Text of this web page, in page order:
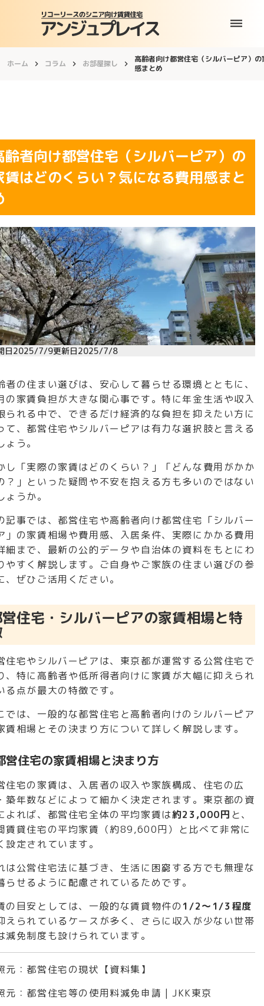
dehaze
ホーム keyboard_arrow_right コラム keyboard_arrow_right お部屋探し keyboard_arrow_right
高齢者向け都営住宅（シルバーピア）
感まとめ
齢者向け都営住宅（シルバーピア）の
賃はどのくらい？気になる費用感まと
日2025/7/9更新日2025/7/8
者の住まい選びは、安心して暮らせる環境とともに、
の家賃負担が大きな関心事です。特に年金生活や収入
られる中で、できるだけ経済的な負担を抑えたい方に
て、都営住宅やシルバーピアは有力な選択肢と言える
ょう。
し「実際の家賃はどのくらい？」「どんな費用がかか
？」といった疑問や不安を抱える方も多いのではない
ょうか。
記事では、都営住宅や高齢者向け都営住宅「シルバー
」の家賃相場や費用感、入居条件、実際にかかる費用
細まで、最新の公的データや自治体の資料をもとにわ
やすく解説します。ご自身やご家族の住まい選びの参
、ぜひご活用ください。
住宅・シルバーピアの家賃相場と特
住宅やシルバーピアは、東京都が運営する公営住宅で
、特に高齢者や低所得者向けに家賃が大幅に抑えられ
る点が最大の特徴です。
では、一般的な都営住宅と高齢者向けのシルバーピア
賃相場とその決まり方について詳しく解説します。
営住宅の家賃相場と決まり方
住宅の家賃は、入居者の収入や家族構成、住宅の広
築年数などによって細かく決定されます。東京都の資
よれば、都営住宅全体の平均家賃は約23,000円 と、
賃貸住宅の平均家賃（約89,600円）と比べて非常に
設定されています。
は公営住宅法に基づき、生活に困窮する方でも無理な
らせるように配慮されているためです。
の目安としては、一般的な賃貸物件の1/2～1/3程度
えられているケースが多く、さらに収入が少ない世帯
減免制度も設けられています。
元： 都営住宅の現状【資料集】
元： 都営住宅等の使用料減免申請 | JKK東京